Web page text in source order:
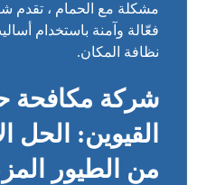
مشكلة مع الحمام ، تقدم
فعّالة وآمنة باستخدام
نظافة المكان.
شركة مكافحة
القيوين: الحل
من الطيور